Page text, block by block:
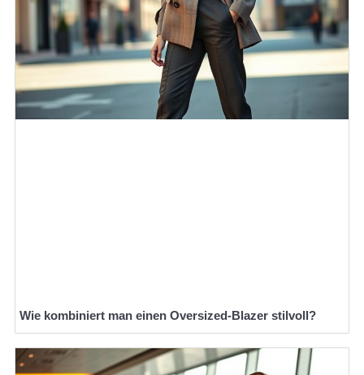
Wie kombiniert man einen Oversized-Blazer stilvoll?